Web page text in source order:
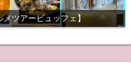
ツアービュッフェ】